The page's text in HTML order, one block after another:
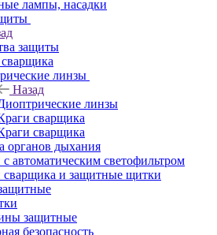
лампы, насадки
защиты
линзы
Назад
линзы
сварщика
сварщика
органов дыхания
автоматическим светофильтром
и защитные щитки
защитные
безопасность